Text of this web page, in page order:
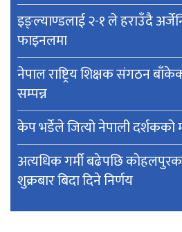
इङ्ल्याण्डलाई २-१ ले हराउँदै
फाइनलमा
नेपाल राष्ट्रिय शिक्षक संगठन
सम्पन्न
केप भर्डेले जित्यो नेपाली दर्शकको
अत्यधिक गर्मी बढेपछि
शुक्रबार बिदा दिने निर्णय